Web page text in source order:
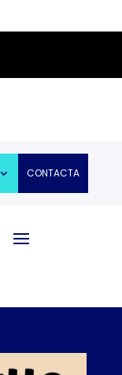
CONTACTA